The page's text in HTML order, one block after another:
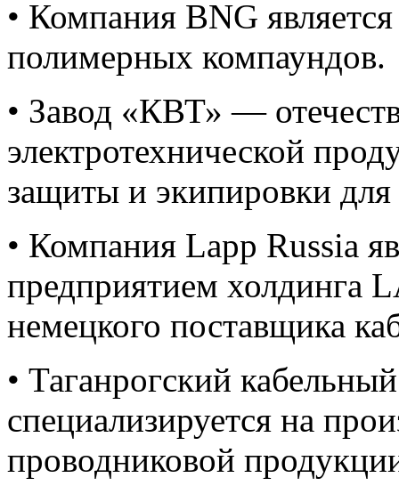
• Компания BNG
полимерных компаундов.
• Завод «КВТ» —
электротехнической
защиты и экипировки
• Компания Lapp Russia
предприятием холдинга
немецкого поставщика
• Таганрогский
специализируется на
проводниковой